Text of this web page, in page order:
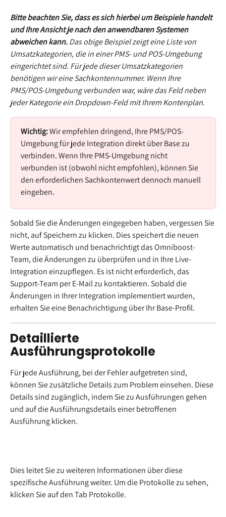
Bitte beachten Sie, dass es sich hierbei um Beispiele handelt
und Ihre Ansicht je nach den anwendbaren Systemen
abweichen kann. Das obige Beispiel zeigt eine Liste von
Umsatzkategorien, die in einer PMS- und POS-Umgebung
eingerichtet sind. Für jede dieser Umsatzkategorien
benötigen wir eine Sachkontennummer. Wenn Ihre
PMS/POS-Umgebung verbunden war, wäre das Feld neben
jeder Kategorie ein Dropdown-Feld mit Ihrem Kontenplan.
Wichtig: Wir empfehlen dringend, Ihre PMS/POS-
Umgebung für jede Integration direkt über Base zu
verbinden. Wenn Ihre PMS-Umgebung nicht
verbunden ist (obwohl nicht empfohlen), können Sie
den erforderlichen Sachkontenwert dennoch manuell
eingeben.
Sobald Sie die Änderungen eingegeben haben, vergessen Sie
nicht, auf Speichern zu klicken. Dies speichert die neuen
Werte automatisch und benachrichtigt das Omniboost-
Team, die Änderungen zu überprüfen und in Ihre Live-
Integration einzupflegen. Es ist nicht erforderlich, das
Support-Team per E-Mail zu kontaktieren. Sobald die
Änderungen in Ihrer Integration implementiert wurden,
erhalten Sie eine Benachrichtigung über Ihr Base-Profil.
Detaillierte
Ausführungsprotokolle
Für jede Ausführung, bei der Fehler aufgetreten sind,
können Sie zusätzliche Details zum Problem einsehen. Diese
Details sind zugänglich, indem Sie zu Ausführungen gehen
und auf die Ausführungsdetails einer betroffenen
Ausführung klicken.
Dies leitet Sie zu weiteren Informationen über diese
spezifische Ausführung weiter. Um die Protokolle zu sehen,
klicken Sie auf den Tab Protokolle.